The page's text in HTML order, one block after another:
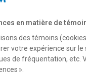
Description
en matière de
des témoins
votre expérience sur
de fréquentation, etc.
».